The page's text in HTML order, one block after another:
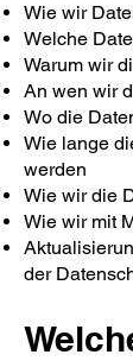
Wie wir
Welche
Warum wir
An wen wir
Wo die
Wie lange
werden
Wie wir die
Wie wir mit
der